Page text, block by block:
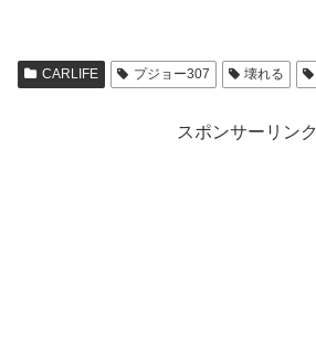
CARLIFE プジョー307 壊れる
スポンサーリンク